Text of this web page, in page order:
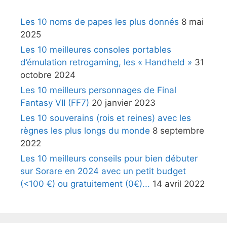
Les 10 noms de papes les plus donnés 8 mai
2025
Les 10 meilleures consoles portables
d’émulation retrogaming, les « Handheld » 31
octobre 2024
Les 10 meilleurs personnages de Final
Fantasy VII (FF7) 20 janvier 2023
Les 10 souverains (rois et reines) avec les
règnes les plus longs du monde 8 septembre
2022
Les 10 meilleurs conseils pour bien débuter
sur Sorare en 2024 avec un petit budget
(<100 €) ou gratuitement (0€)... 14 avril 2022